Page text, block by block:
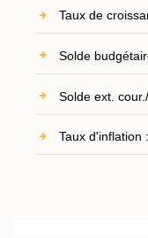
Taux de
Solde
Solde ext.
Taux d'inflation